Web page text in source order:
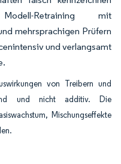
Retraining mit
mehrsprachigen Prüfern
und verlangsamt
von Treibern und
und nicht additiv. Die
Mischungseffekte